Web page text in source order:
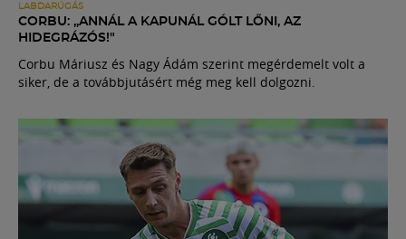
LABDARÚGÁS
CORBU: „ANNÁL A KAPUNÁL GÓLT LŐNI, AZ
HIDEGRÁZÓS!"
Corbu Máriusz és Nagy Ádám szerint megérdemelt volt a
siker, de a továbbjutásért még meg kell dolgozni.